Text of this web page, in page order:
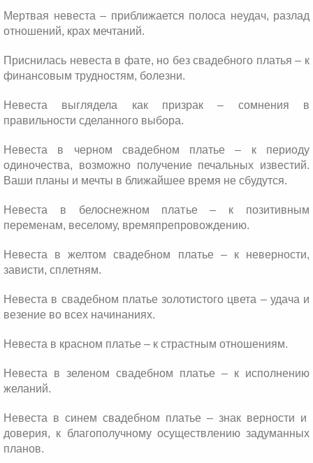
Мертвая невеста – приближается полоса неудач, разлад
отношений, крах мечтаний.
Приснилась невеста в фате, но без свадебного платья – к
финансовым трудностям, болезни.
Невеста выглядела как призрак – сомнения в
правильности сделанного выбора.
Невеста в черном свадебном платье – к периоду
одиночества, возможно получение печальных известий.
Ваши планы и мечты в ближайшее время не сбудутся.
Невеста в белоснежном платье – к позитивным
переменам, веселому, времяпрепровождению.
Невеста в желтом свадебном платье – к неверности,
зависти, сплетням.
Невеста в свадебном платье золотистого цвета – удача и
везение во всех начинаниях.
Невеста в красном платье – к страстным отношениям.
Невеста в зеленом свадебном платье – к исполнению
желаний.
Невеста в синем свадебном платье – знак верности и
доверия, к благополучному осуществлению задуманных
планов.